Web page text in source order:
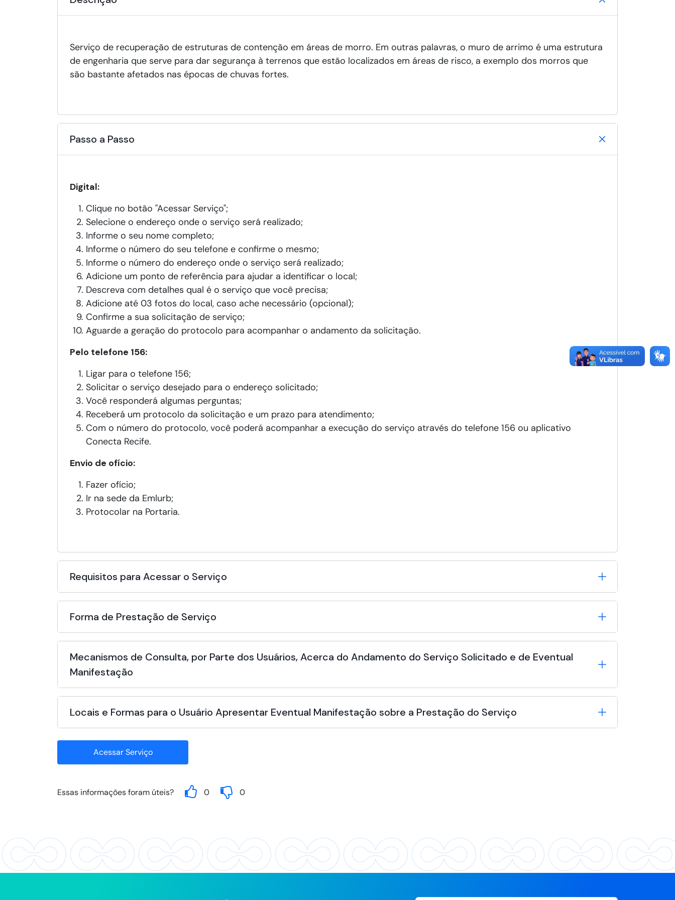
Serviço de recuperação de estruturas de contenção em áreas de morro. Em outras palavras, o muro de arrimo é uma estrutura
de engenharia que serve para dar segurança à terrenos que estão localizados em áreas de risco, a exemplo dos morros que
são bastante afetados nas épocas de chuvas fortes.
Passo a Passo
Digital:
Clique no botão "Acessar Serviço";
Selecione o endereço onde o serviço será realizado;
Informe o seu nome completo;
Informe o número do seu telefone e confirme o mesmo;
Informe o número do endereço onde o serviço será realizado;
Adicione um ponto de referência para ajudar a identificar o local;
Descreva com detalhes qual é o serviço que você precisa;
Adicione até 03 fotos do local, caso ache necessário (opcional);
Confirme a sua solicitação de serviço;
Aguarde a geração do protocolo para acompanhar o andamento da solicitação.
Pelo telefone 156:
Ligar para o telefone 156;
Solicitar o serviço desejado para o endereço solicitado;
Você responderá algumas perguntas;
Receberá um protocolo da solicitação e um prazo para atendimento;
Com o número do protocolo, você poderá acompanhar a execução do serviço através do telefone 156 ou aplicativo
Conecta Recife.
Envio de ofício:
Fazer ofício;
Ir na sede da Emlurb;
Protocolar na Portaria.
Requisitos para Acessar o Serviço
Forma de Prestação de Serviço
Mecanismos de Consulta, por Parte dos Usuários, Acerca do Andamento do Serviço Solicitado e de Eventual
Manifestação
Locais e Formas para o Usuário Apresentar Eventual Manifestação sobre a Prestação do Serviço
Acessar Serviço
Essas informações foram úteis? 0 0